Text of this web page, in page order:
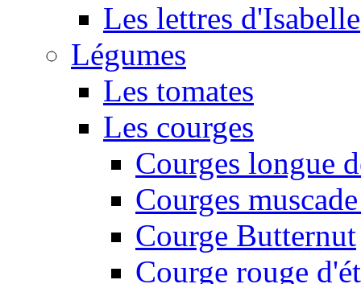
Les lettres d'Isabelle
Légumes
Les tomates
Les courges
Courges longue
Courges
Courge Butternut
Courge rouge